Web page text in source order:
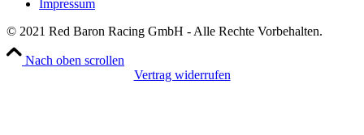
Impressum
© 2021 Red Baron Racing GmbH - Alle Rechte Vorbehalten.
Nach oben scrollen
Vertrag widerrufen